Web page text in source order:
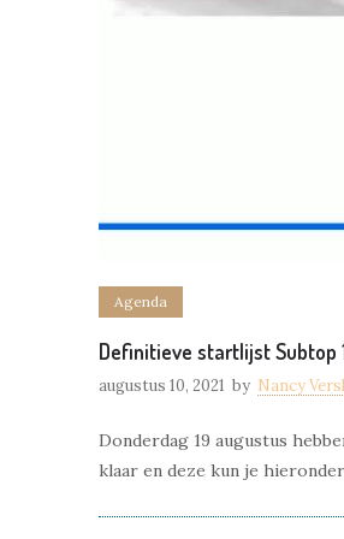
Agenda
Definitieve startlijst Subtop
augustus 10, 2021 by Nancy
Donderdag 19 augustus
klaar en deze kun je